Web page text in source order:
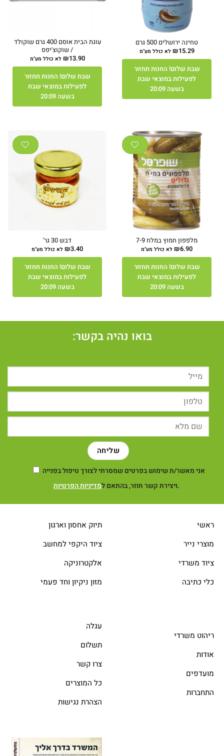
טחינה ירושלים 500 גרם
₪15.29 לא כולל מע"מ
שבת שלום! החנות תחזור
לפעילות במוצאי שבת
בשעה 20:09
עוגת הבית אוסם 400 גרם שוקולד
/ שוקוצ'יפס
₪13.90 לא כולל מע"מ
שבת שלום! החנות תחזור
לפעילות במוצאי שבת
בשעה 20:09
מלפפון חמוץ במלח 7-9
₪6.90 לא כולל מע"מ
שבת שלום! החנות תחזור
לפעילות במוצאי שבת
בשעה 20:09
דבש 30 גר'
₪3.40 לא כולל מע"מ
שבת שלום! החנות תחזור
לפעילות במוצאי שבת
בשעה 20:09
בואו נהיה בקשר:
אני מאשר/ת שימוש בפרטים שמסרתי לצורך טיפול בפנייה
ויצירת קשר חוזר, בהתאם למדיניות הפרטיות .
ראשי
מוצרי נייר
ציוד משרדי
כלי כתיבה
תיוק אחסון וארגון
ציוד היקפי למחשב
אלקטרוניקה
מזון ניקיון וחד פעמי
ריהוט משרדי
אודות
מועדפים
התחברות
עגלה
תשלום
צרו קשר
כל המוצרים
הצהרת נגישות